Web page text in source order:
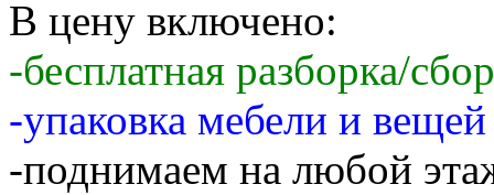
В цену включено:
-бесплатная разборка/
-упаковка мебели и
-поднимаем на любой